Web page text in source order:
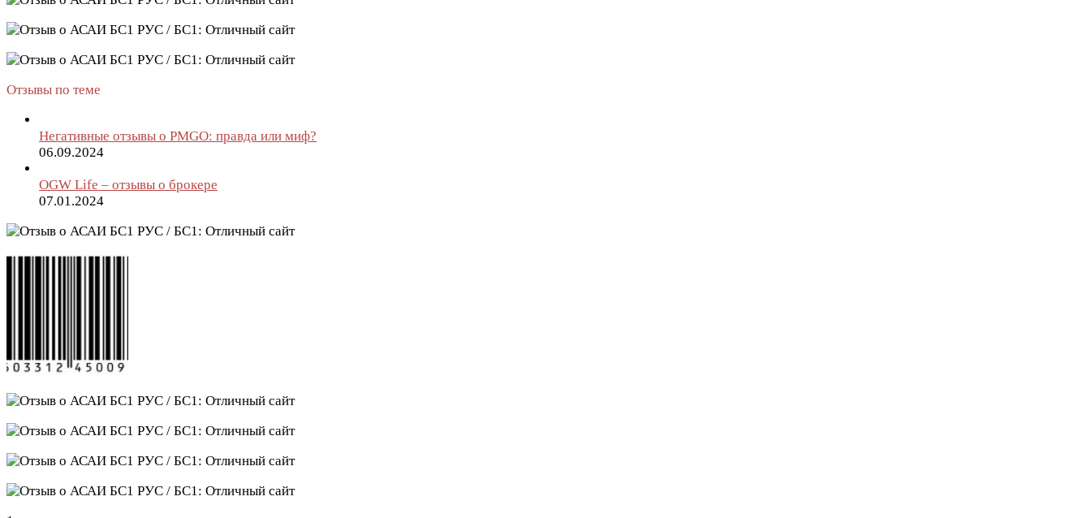
Отзывы по теме
Негативные отзывы о PMGO: правда или миф?
06.09.2024
OGW Life – отзывы о брокере
07.01.2024